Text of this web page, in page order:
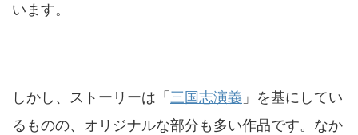
います。
しかし、ストーリーは「 三国志演義 」を基にしてい
るものの、オリジナルな部分も多い作品です。なか